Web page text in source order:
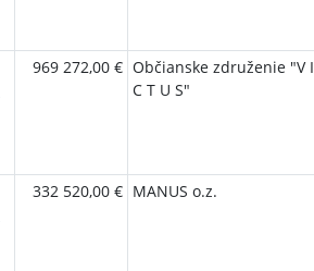
969 272,00 € Občianske združenie "V I
C T U S"
332 520,00 € MANUS o.z.